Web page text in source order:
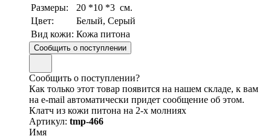
Размеры:
20 *10 *3 см.
Цвет:
Белый, Серый
Вид кожи: Кожа питона
Сообщить о поступлении
Сообщить о поступлении?
Как только этот товар появится на нашем складе, к вам
на e-mail автоматически придет сообщение об этом.
Клатч из кожи питона на 2-х молниях
Артикул: tmp-466
Имя